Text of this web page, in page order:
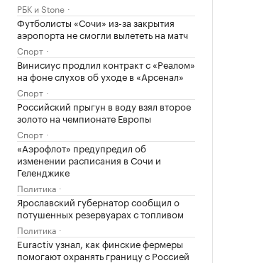
РБК и Stone
Футболисты «Сочи» из-за закрытия
аэропорта не смогли вылететь на матч
Спорт
Винисиус продлил контракт с «Реалом»
на фоне слухов об уходе в «Арсенал»
Спорт
Российский прыгун в воду взял второе
золото на чемпионате Европы
Спорт
«Аэрофлот» предупредил об
изменении расписания в Сочи и
Геленджике
Политика
Ярославский губернатор сообщил о
потушенных резервуарах с топливом
Политика
Euractiv узнал, как финские фермеры
помогают охранять границу с Россией